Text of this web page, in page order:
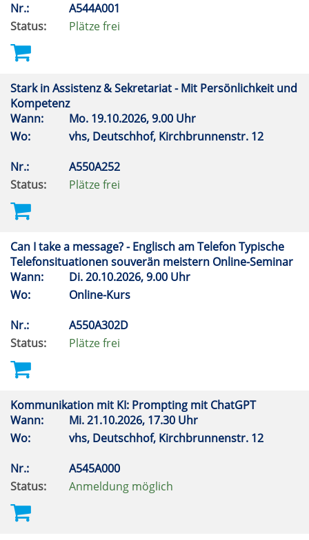
Nr.:
A544A001
Status:
Plätze frei
Stark in Assistenz & Sekretariat - Mit Persönlichkeit und
Kompetenz
Wann:
Mo. 19.10.2026, 9.00 Uhr
Wo:
vhs, Deutschhof, Kirchbrunnenstr. 12
Nr.:
A550A252
Status:
Plätze frei
Can I take a message? - Englisch am Telefon Typische
Telefonsituationen souverän meistern Online-Seminar
Wann:
Di.20.10.2026, 9.00 Uhr
Wo:
Online-Kurs
Nr.:
A550A302D
Status:
Plätze frei
Kommunikation mit KI: Prompting mit ChatGPT
Wann:
Mi.21.10.2026, 17.30 Uhr
Wo:
vhs, Deutschhof, Kirchbrunnenstr. 12
Nr.:
A545A000
Status:
Anmeldung möglich